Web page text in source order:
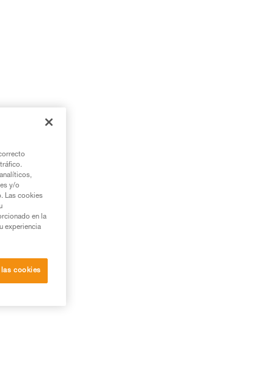
y/o
Las cookies
en la
experiencia
cookies